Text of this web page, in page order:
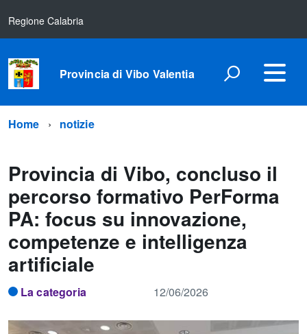
Regione Calabria
Provincia di Vibo Valentia
Home notizie
Provincia di Vibo, concluso il
percorso formativo PerForma
PA: focus su innovazione,
competenze e intelligenza
artificiale
La categoria 12/06/2026